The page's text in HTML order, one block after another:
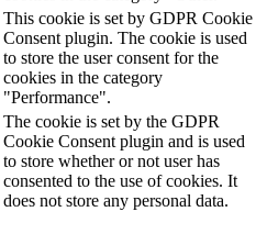
This cookie is set by GDPR Cookie
Consent plugin. The cookie is used
to store the user consent for the
cookies in the category
"Performance".
The cookie is set by the GDPR
Cookie Consent plugin and is used
to store whether or not user has
consented to the use of cookies. It
does not store any personal data.